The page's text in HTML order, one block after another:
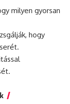
milyen gyorsan
hogy